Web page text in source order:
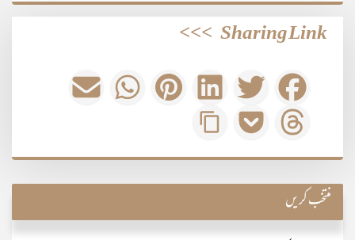
Sharing Link
>>>
منتخب کریں